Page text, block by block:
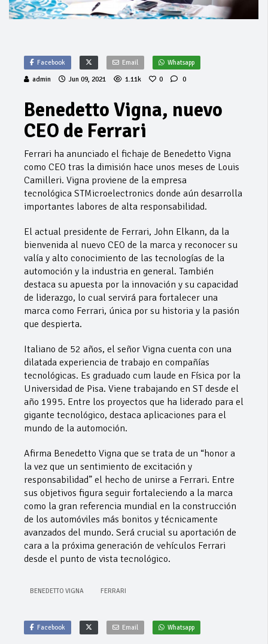
Facebook Email Whatsapp
admin Jun 09, 2021 1.11k 0 0
Benedetto Vigna, nuevo
CEO de Ferrari
Ferrari ha anunciado el fichaje de Benedetto Vigna
como CEO tras la dimisión hace unos meses de Louis
Camilleri. Vigna proviene de la empresa
tecnológica STMicroelectronics donde aún desarrolla
importantes labores de alta responsabilidad.
El actual presidente de Ferrari, John Elkann, da la
bienvenida al nuevo CEO de la marca y reconocer su
valía y alto conocimiento de las tecnologías de la
automoción y la industria en general. También
destaca su apuesta por la innovación y su capacidad
de liderazgo, lo cual servirá para fortalecer una
marca como Ferrari, única por su historia y la pasión
que despierta.
Italiano de 52 años, el señor Vigna cuenta con una
dilatada experiencia de trabajo en compañías
tecnológicas. Es graduado cum laude en Física por la
Universidad de Pisa. Viene trabajando en ST desde el
año 1995. Entre los proyectos que ha liderado para el
gigante tecnológico, destaca aplicaciones para el
mundo de la automoción.
Afirma Benedetto Vigna que se trata de un “honor a
la vez que un sentimiento de excitación y
responsabilidad” el hecho de unirse a Ferrari. Entre
sus objetivos figura seguir fortaleciendo a la marca
como la gran referencia mundial en la construcción
de los automóviles más bonitos y técnicamente
avanzados del mundo. Será crucial su aportación de
cara a la próxima generación de vehículos Ferrari
desde el punto de vista tecnológico.
BENEDETTO VIGNA FERRARI
Facebook Email Whatsapp